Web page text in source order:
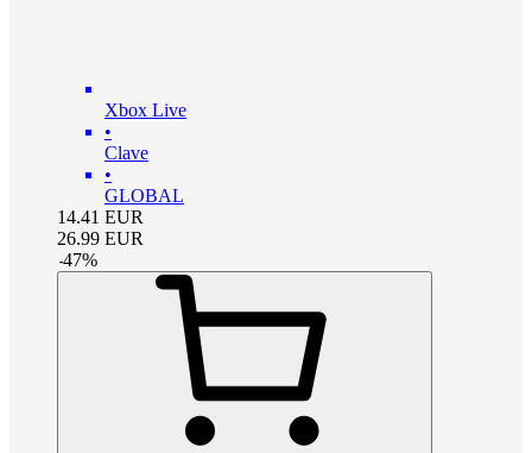
Xbox Live
•
Clave
•
GLOBAL
14.41 EUR
26.99 EUR
-47%